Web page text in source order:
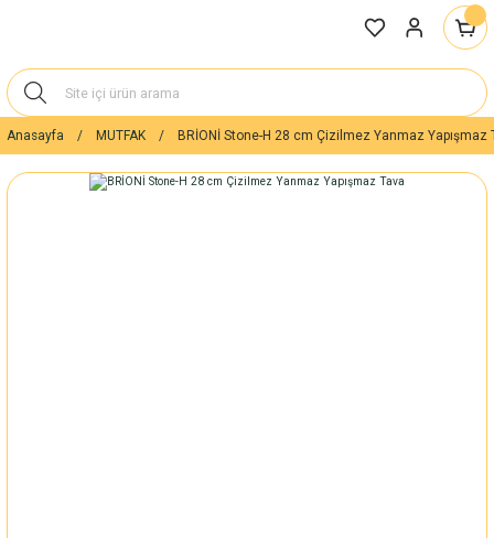
Anasayfa MUTFAK BRİONİ Stone-H 28 cm Çizilmez Yanmaz Yapışmaz